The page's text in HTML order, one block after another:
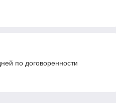
по договоренности